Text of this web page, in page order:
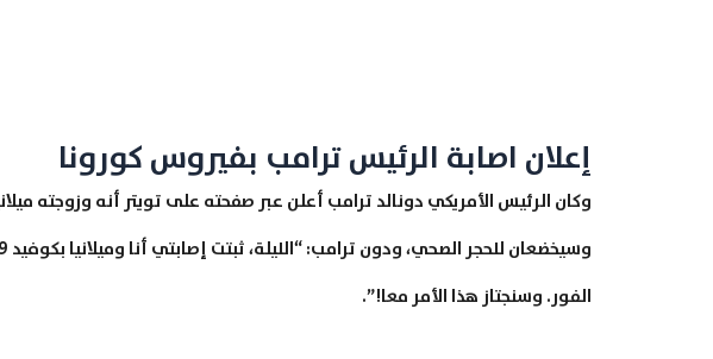
إعلان اصابة الرئيس ترامب بفيروس كورونا
الفور. وسنجتاز هذا الأمر معا!”.